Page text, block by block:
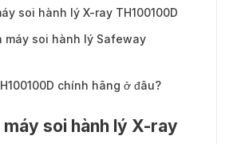
soi hành lý X-ray TH100100D
máy soi hành lý Safeway
chính hãng ở đâu?
máy soi hành lý X-ray